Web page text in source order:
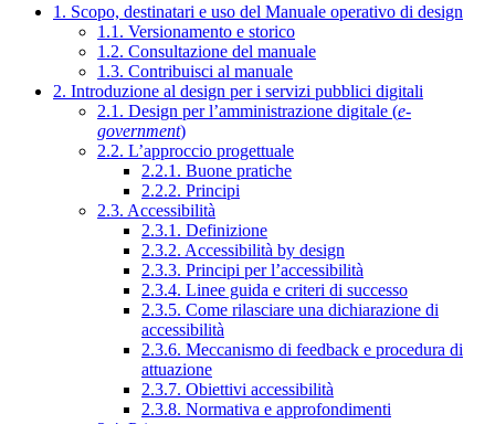
1. Scopo, destinatari e uso del Manuale operativo di design
1.1. Versionamento e storico
1.2. Consultazione del manuale
1.3. Contribuisci al manuale
2. Introduzione al design per i servizi pubblici digitali
2.1. Design per l’amministrazione digitale (e-
government)
2.2. L’approccio progettuale
2.2.1. Buone pratiche
2.2.2. Principi
2.3. Accessibilità
2.3.1. Definizione
2.3.2. Accessibilità by design
2.3.3. Principi per l’accessibilità
2.3.4. Linee guida e criteri di successo
2.3.5. Come rilasciare una dichiarazione di
accessibilità
2.3.6. Meccanismo di feedback e procedura di
attuazione
2.3.7. Obiettivi accessibilità
2.3.8. Normativa e approfondimenti